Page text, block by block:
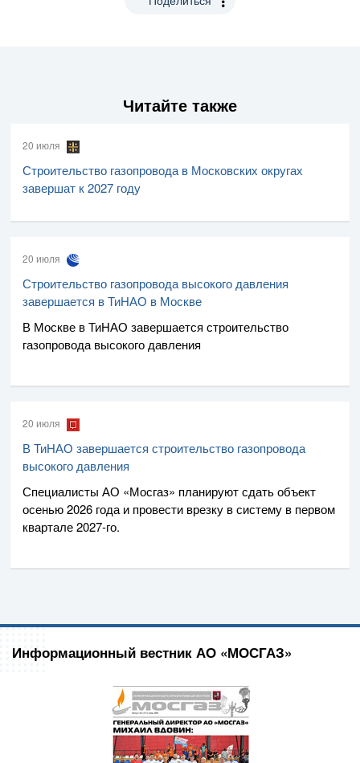
Читайте также
20 июля
Строительство газопровода в Московских округах
завершат к 2027 году
20 июля
Строительство газопровода высокого давления
завершается в ТиНАО в Москве
В Москве в ТиНАО завершается строительство
газопровода высокого давления
20 июля
В ТиНАО завершается строительство газопровода
высокого давления
Специалисты АО «Мосгаз» планируют сдать объект
осенью 2026 года и провести врезку в систему в первом
квартале2027-го.
Информационный вестник АО «МОСГАЗ»